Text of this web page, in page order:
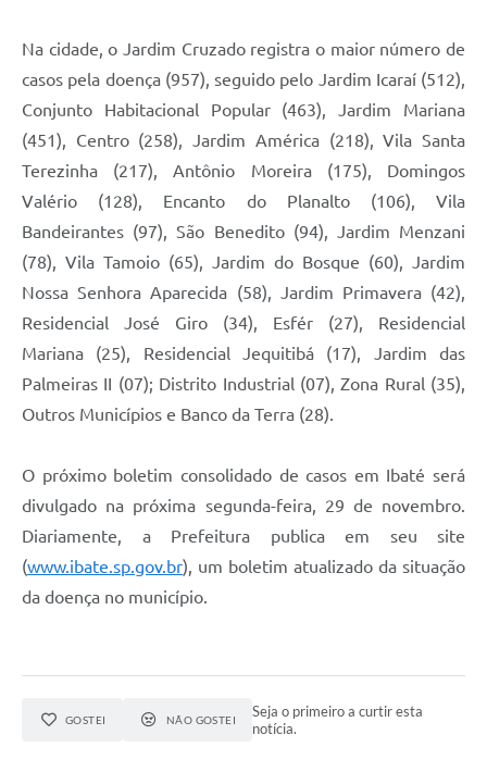
Na cidade, o Jardim Cruzado registra o maior número de
casos pela doença (957), seguido pelo Jardim Icaraí (512),
Conjunto Habitacional Popular (463), Jardim Mariana
(451), Centro (258), Jardim América (218), Vila Santa
Terezinha (217), Antônio Moreira (175), Domingos
Valério (128), Encanto do Planalto (106), Vila
Bandeirantes (97), São Benedito (94), Jardim Menzani
(78), Vila Tamoio (65), Jardim do Bosque (60), Jardim
Nossa Senhora Aparecida (58), Jardim Primavera (42),
Residencial José Giro (34), Esfér (27), Residencial
Mariana (25), Residencial Jequitibá (17), Jardim das
Palmeiras II (07); Distrito Industrial (07), Zona Rural (35),
Outros Municípios e Banco da Terra (28).
O próximo boletim consolidado de casos em Ibaté será
divulgado na próxima segunda-feira, 29 de novembro.
Diariamente, a Prefeitura publica em seu site
(www.ibate.sp.gov.br), um boletim atualizado da situação
da doença no município.
GOSTEI NÃO GOSTEI
Seja o primeiro a curtir esta
notícia.